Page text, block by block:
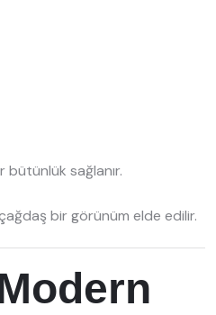
sağlanır.
bir görünüm elde edilir.